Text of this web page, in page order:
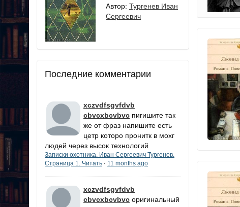
Автор: Тургенев Иван
Сергеевич
Последние комментарии
xczvdfsgvfdvb
cbvcxbcvbvc пигишите так
же от фраз напишите есть
цетр которо пронитк в мохг
людей через высок технологий
Записки охотника. Иван Сергеевич Тургенев.
Страница 1. Читать · 11 months ago
xczvdfsgvfdvb
cbvcxbcvbvc оригинальный